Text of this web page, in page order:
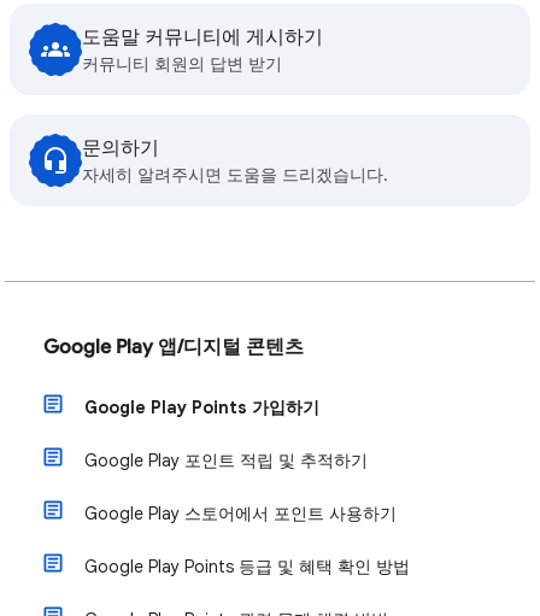
도움말 커뮤니티에 게시하기
커뮤니티 회원의 답변 받기
문의하기
자세히 알려주시면 도움을 드리겠습니다.
Google Play 앱/디지털 콘텐츠
Google Play Points 가입하기
Google Play 포인트 적립 및 추적하기
Google Play 스토어에서 포인트 사용하기
Google Play Points 등급 및 혜택 확인 방법